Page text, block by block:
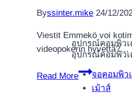
อุปกรณ์คอมพิวเ
อุปกรณ์คอมพิวเ
จอคอมพิว
เม้าส์
Byssinter.mike 24/12/
Viestit Emmekö voi
videopokerin hyvettä?…
Read More
Deuces
Crazy